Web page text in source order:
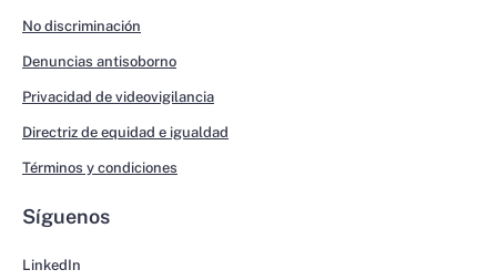
No discriminación
Denuncias antisoborno
Privacidad de videovigilancia
Directriz de equidad e igualdad
Términos y condiciones
Síguenos
LinkedIn